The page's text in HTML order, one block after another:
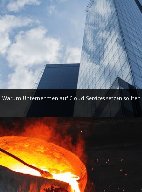
Warum Unternehmen auf Cloud Services setzen sollten.